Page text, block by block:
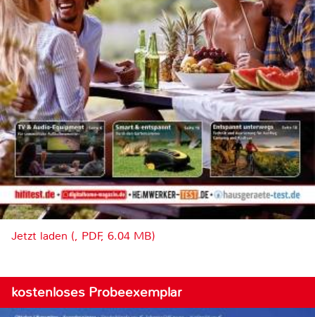
Jetzt laden (, PDF, 6.04 MB)
kostenloses Probeexemplar